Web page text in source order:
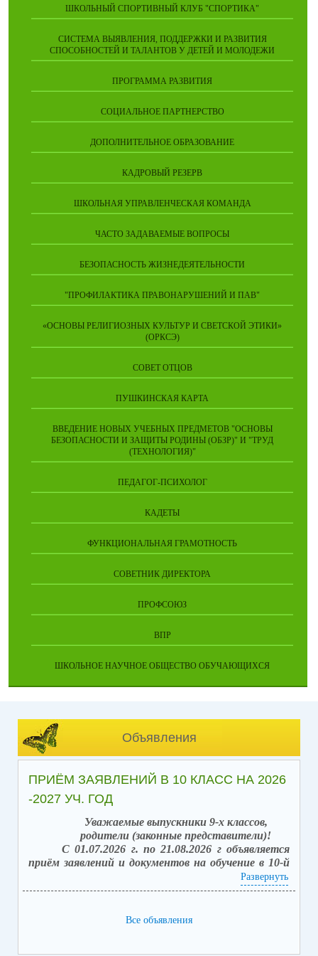
ШКОЛЬНЫЙ СПОРТИВНЫЙ КЛУБ "СПОРТИКА"
СИСТЕМА ВЫЯВЛЕНИЯ, ПОДДЕРЖКИ И РАЗВИТИЯ
СПОСОБНОСТЕЙ И ТАЛАНТОВ У ДЕТЕЙ И МОЛОДЕЖИ
ПРОГРАММА РАЗВИТИЯ
СОЦИАЛЬНОЕ ПАРТНЕРСТВО
ДОПОЛНИТЕЛЬНОЕ ОБРАЗОВАНИЕ
КАДРОВЫЙ РЕЗЕРВ
ШКОЛЬНАЯ УПРАВЛЕНЧЕСКАЯ КОМАНДА
ЧАСТО ЗАДАВАЕМЫЕ ВОПРОСЫ
БЕЗОПАСНОСТЬ ЖИЗНЕДЕЯТЕЛЬНОСТИ
"ПРОФИЛАКТИКА ПРАВОНАРУШЕНИЙ И ПАВ"
«ОСНОВЫ РЕЛИГИОЗНЫХ КУЛЬТУР И СВЕТСКОЙ ЭТИКИ»
(ОРКСЭ)
СОВЕТ ОТЦОВ
ПУШКИНСКАЯ КАРТА
ВВЕДЕНИЕ НОВЫХ УЧЕБНЫХ ПРЕДМЕТОВ "ОСНОВЫ
БЕЗОПАСНОСТИ И ЗАЩИТЫ РОДИНЫ (ОБЗР)" И "ТРУД
(ТЕХНОЛОГИЯ)"
ПЕДАГОГ-ПСИХОЛОГ
КАДЕТЫ
ФУНКЦИОНАЛЬНАЯ ГРАМОТНОСТЬ
СОВЕТНИК ДИРЕКТОРА
ПРОФСОЮЗ
ВПР
ШКОЛЬНОЕ НАУЧНОЕ ОБЩЕСТВО ОБУЧАЮЩИХСЯ
Объявления
ПРИЁМ ЗАЯВЛЕНИЙ В 10 КЛАСС НА 2026
-2027 УЧ. ГОД
Уважаемые выпускники 9-х классов,
родители (законные представители)!
С 01.07.2026 г. по 21.08.2026 г объявляется
приём заявлений и документов на обучение в 10-й
класс (после получения аттестата об основном
общем образовании).
Способы подачи заявлений:
Развернуть
Все объявления